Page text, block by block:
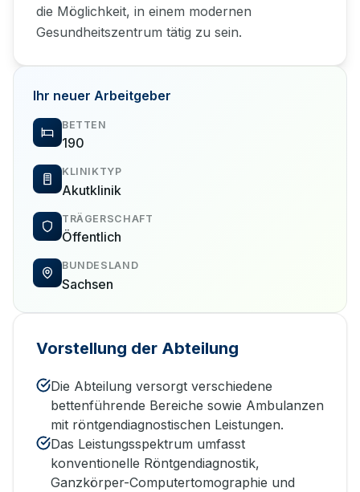
die Möglichkeit, in einem modernen
Gesundheitszentrum tätig zu sein.
Ihr neuer Arbeitgeber
BETTEN
190
KLINIKTYP
Akutklinik
TRÄGERSCHAFT
Öffentlich
BUNDESLAND
Sachsen
Vorstellung der Abteilung
Die Abteilung versorgt verschiedene
bettenführende Bereiche sowie Ambulanzen
mit röntgendiagnostischen Leistungen.
Das Leistungsspektrum umfasst
konventionelle Röntgendiagnostik,
Ganzkörper-Computertomographie und